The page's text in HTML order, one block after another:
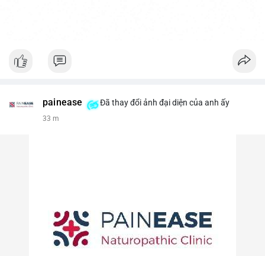
painease Đã thay đổi ảnh đại diện của anh ấy
33 m